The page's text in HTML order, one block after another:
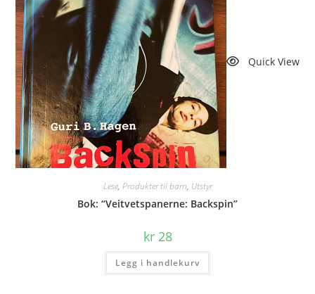
Quick View
Lese, Produkter til barn, Utstyr
Bok: “Veitvetspanerne: Backspin”
kr28
Legg i handlekurv